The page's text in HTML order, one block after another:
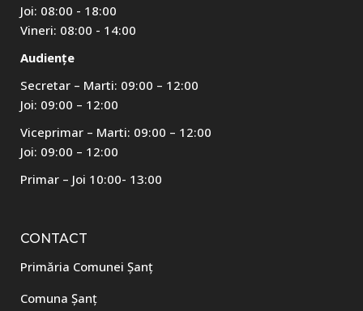
Joi: 08:00 - 18:00
Vineri: 08:00 - 14:00
Audiențe
Secretar – Marti: 09:00 – 12:00
Joi: 09:00 – 12:00
Viceprimar – Marti: 09:00 – 12:00
Joi: 09:00 – 12:00
Primar – Joi 10:00- 13:00
CONTACT
Primăria Comunei Șanț
Comuna Șanț